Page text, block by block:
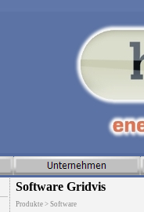
Software Gridvis
Produkte > Software